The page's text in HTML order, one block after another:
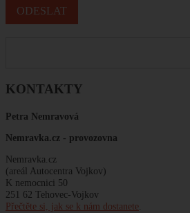
KONTAKTY
Petra Nemravová
Nemravka.cz - provozovna
Nemravka.cz
(areál Autocentra Vojkov)
K nemocnici 50
251 62 Tehovec-Vojkov
Přečtěte si, jak se k nám dostanete.